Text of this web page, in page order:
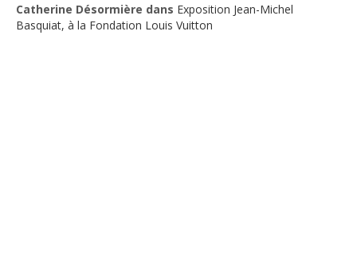
Catherine Désormière dans Exposition Jean-Michel
Basquiat, à la Fondation Louis Vuitton